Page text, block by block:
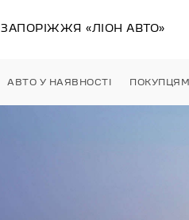
ЗАПОРІЖЖЯ «ЛІОН АВТО»
АВТО У НАЯВНОСТІ ПОКУПЦЯМ